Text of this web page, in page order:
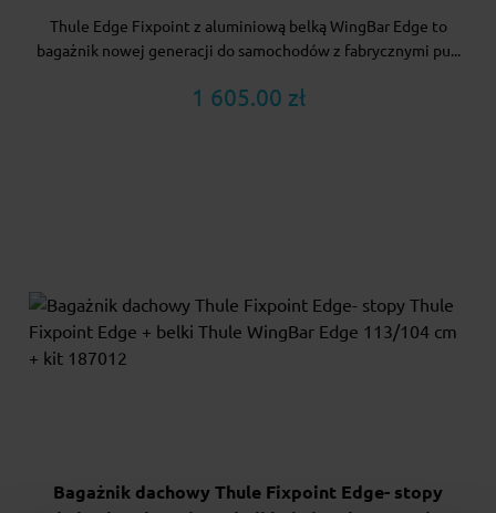
Thule Edge Fixpoint z aluminiową belką WingBar Edge to
bagażnik nowej generacji do samochodów z fabrycznymi pu...
1 605.00 zł
Bagażnik dachowy Thule Fixpoint Edge- stopy